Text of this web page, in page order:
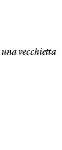
una vecchietta